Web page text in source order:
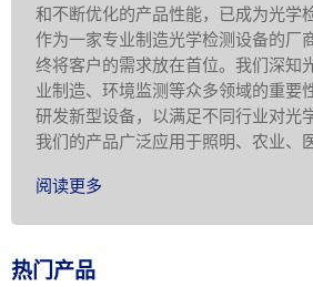
和不断优化的产品性能，已成为光学
作为一家专业制造光学检测设备的厂
终将客户的需求放在首位。我们深知
业制造、环境监测等众多领域的重要
研发新型设备，以满足不同行业对光
我们的产品广泛应用于照明、农业、
阅读更多
热门产品